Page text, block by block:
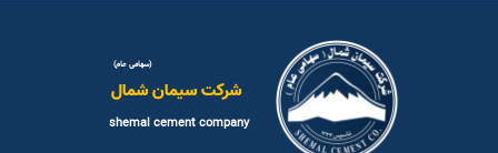
(سهامی عام)
شرکت سیمان شمال
shemal cement company